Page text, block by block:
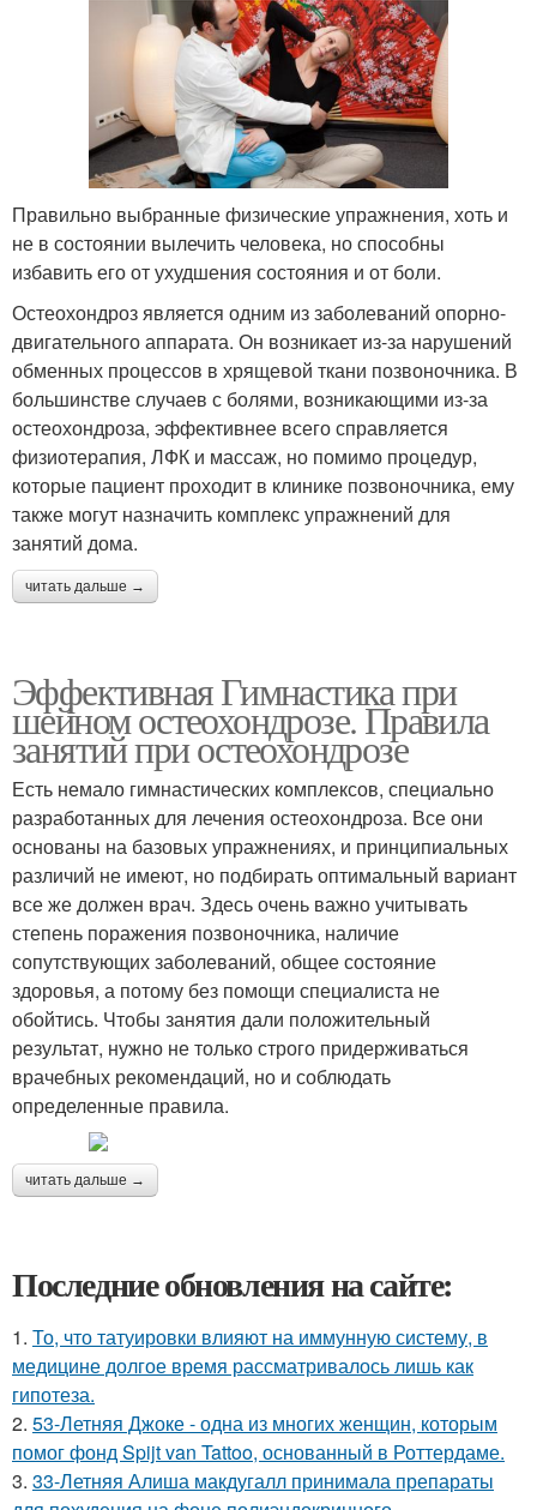
Правильно выбранные физические упражнения, хоть и
не в состоянии вылечить человека, но способны
избавить его от ухудшения состояния и от боли.
Остеохондроз является одним из заболеваний опорно-
двигательного аппарата. Он возникает из-за нарушений
обменных процессов в хрящевой ткани позвоночника. В
большинстве случаев с болями, возникающими из-за
остеохондроза, эффективнее всего справляется
физиотерапия, ЛФК и массаж, но помимо процедур,
которые пациент проходит в клинике позвоночника, ему
также могут назначить комплекс упражнений для
занятий дома.
читать дальше →
Эффективная Гимнастика при
шейном остеохондрозе. Правила
занятий при остеохондрозе
Есть немало гимнастических комплексов, специально
разработанных для лечения остеохондроза. Все они
основаны на базовых упражнениях, и принципиальных
различий не имеют, но подбирать оптимальный вариант
все же должен врач. Здесь очень важно учитывать
степень поражения позвоночника, наличие
сопутствующих заболеваний, общее состояние
здоровья, а потому без помощи специалиста не
обойтись. Чтобы занятия дали положительный
результат, нужно не только строго придерживаться
врачебных рекомендаций, но и соблюдать
определенные правила.
читать дальше →
Последние обновления на сайте:
1. То, что татуировки влияют на иммунную систему, в
медицине долгое время рассматривалось лишь как
гипотеза.
2. 53-Летняя Джоке - одна из многих женщин, которым
помог фонд Spijt van Tattoo, основанный в Роттердаме.
3. 33-Летняя Алиша макдугалл принимала препараты